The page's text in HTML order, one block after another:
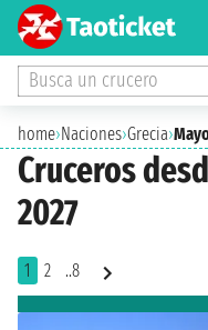
Busca un crucero
home›Naciones›Grecia›
Cruceros
2027
1 2 ..8